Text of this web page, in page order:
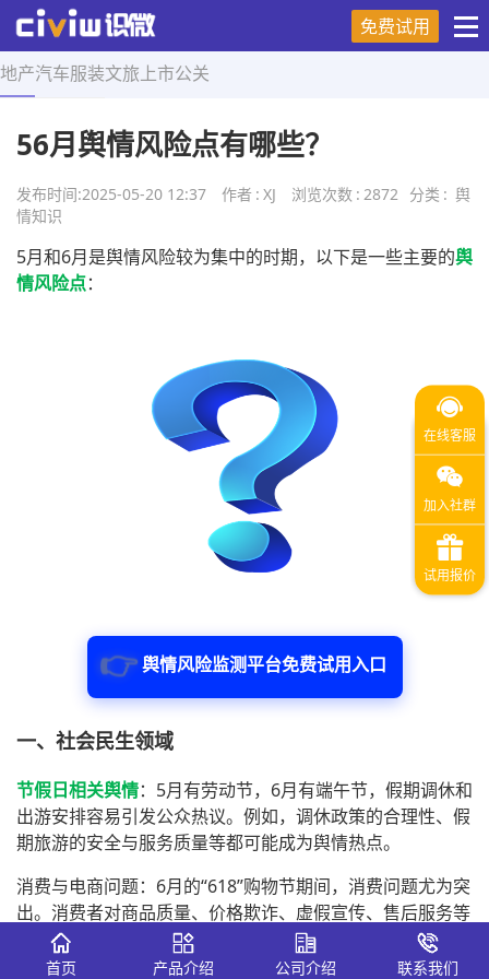
免费试用
地产汽车服装文旅 上市公关
首页 > 舆情知识 > 正文
56月舆情风险点有哪些？
发布时间:2025-05-20 12:37 作者 : XJ 浏览次数 : 2872 分类 : 舆
情知识
5月和6月是舆情风险较为集中的时期，以下是一些主要的舆
情风险点：
👉 舆情风险监测平台免费试用入口
一、社会民生领域
节假日相关舆情：5月有劳动节，6月有端午节，假期调休和
出游安排容易引发公众热议。例如，调休政策的合理性、假
期旅游的安全与服务质量等都可能成为舆情热点。
消费与电商问题：6月的“618”购物节期间，消费问题尤为突
出。消费者对商品质量、价格欺诈、虚假宣传、售后服务等
问题的关注度极高，相关负面信息容易引发大规模舆情。
首页 产品介绍 公司介绍 联系我们